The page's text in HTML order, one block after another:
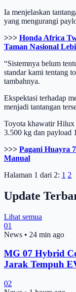
Ia menjelaskan
yang mengurangi
>>> Honda Africa
Taman Nasional
“Sistemnya belum
standar kami tentang
tambahnya.
Ekspektasi terhadap
menjadi tantangan
Toyota khawatir Hilux
3.500 kg dan payload
>>> Pagani Huayra
Manual
Halaman 1 dari 2: 1 2
Update
Lihat semua
01
News • 24 min ago
MG 07 Hybrid
Jarak Tempuh
02